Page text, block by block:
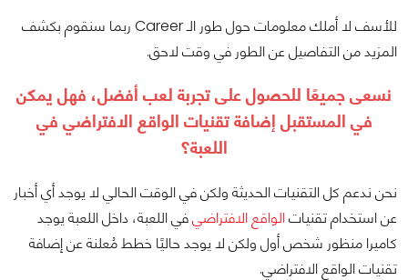
للأسف لا أملك معلومات حول طور الـ Career ربما سنقوم بكشف
المزيد من التفاصيل عن الطور في وقت لاحق.
نسعى جميعًا للحصول على تجربة لعب أفضل، فهل يمكن
في المستقبل إضافة تقنيات الواقع الافتراضي في
اللعبة؟
نحن ندعم كل التقنيات الحديثة ولكن في الوقت الحالي لا يوجد أي أخبار
عن استخدام تقنياتالواقع الافتراضيفي اللعبة، داخل اللعبة يوجد
كاميرا منظور شخص أول ولكن لا يوجد حاليًا خطط مُعلنة عن إضافة
تقنيات الواقع الافتراضي.